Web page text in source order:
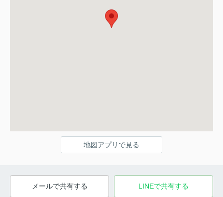
地図アプリで見る
メールで共有する LINEで共有する